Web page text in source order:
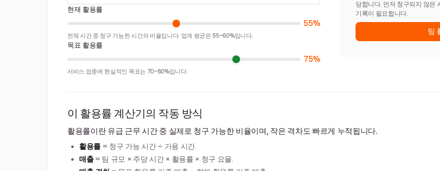
현재 활용률
55%
전체 시간 중 청구 가능한 시간의 비율입니다. 업계 평균은 55~60%입니다.
목표 활용률
75%
서비스 업종에 현실적인 목표는 70~80%입니다.
당합니다. 먼저 청구되지 않은
기록이 필요합니다.
팀
이 활용률 계산기의 작동 방식
활용률이란 유급 근무 시간 중 실제로 청구 가능한 비율이며, 작은 격차도 빠르게 누적됩니다.
활용률 = 청구 가능 시간 ÷ 가용 시간.
매출= 팀 규모 × 주당 시간 × 활용률 × 청구 요율.